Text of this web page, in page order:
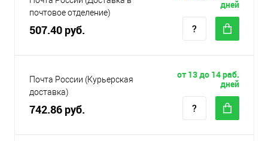
почтовое отделение)
507.40 руб.
дней
Почта России (Курьерская
доставка)
742.86 руб.
от 13 до 14 раб.
дней